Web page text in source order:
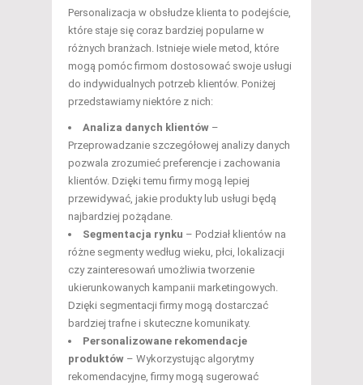
Personalizacja w obsłudze klienta to podejście,
które staje się coraz bardziej popularne w
różnych branżach. Istnieje wiele metod, które
mogą pomóc firmom dostosować swoje usługi
do indywidualnych potrzeb klientów. Poniżej
przedstawiamy niektóre z nich:
Analiza danych klientów –
Przeprowadzanie szczegółowej analizy danych
pozwala zrozumieć preferencje i zachowania
klientów. Dzięki temu firmy mogą lepiej
przewidywać, jakie produkty lub usługi będą
najbardziej pożądane.
Segmentacja rynku – Podział klientów na
różne segmenty według wieku, płci, lokalizacji
czy zainteresowań umożliwia tworzenie
ukierunkowanych kampanii marketingowych.
Dzięki segmentacji firmy mogą dostarczać
bardziej trafne i skuteczne komunikaty.
Personalizowane rekomendacje
produktów – Wykorzystując algorytmy
rekomendacyjne, firmy mogą sugerować